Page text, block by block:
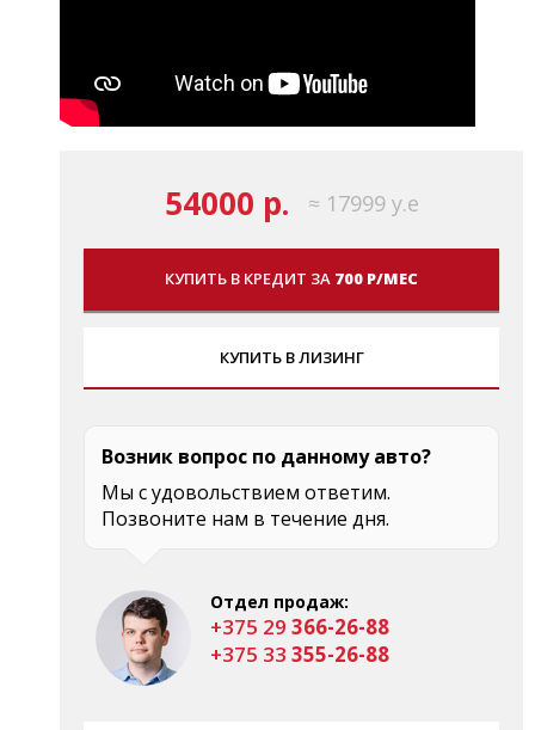
54000 р. ≈ 17999 у.е
КУПИТЬ В КРЕДИТ ЗА 700 Р/МЕС
КУПИТЬ В ЛИЗИНГ
Возник вопрос по данному авто?
Мы с удовольствием ответим.
Позвоните нам в течение дня.
Отдел продаж:
+375 29 366-26-88
+375 33 355-26-88